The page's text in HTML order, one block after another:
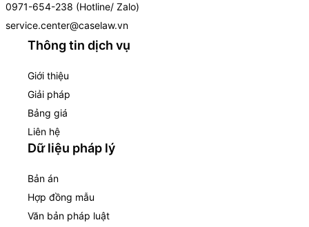
0971-654-238 (Hotline/ Zalo)
service.center@caselaw.vn
Thông tin dịch vụ
Giới thiệu
Giải pháp
Bảng giá
Liên hệ
Dữ liệu pháp lý
Bản án
Hợp đồng mẫu
Văn bản pháp luật